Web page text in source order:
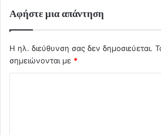
Αφήστε μια απάντηση
Η ηλ. διεύθυνση σας δεν δημοσιεύεται.
σημειώνονται με *